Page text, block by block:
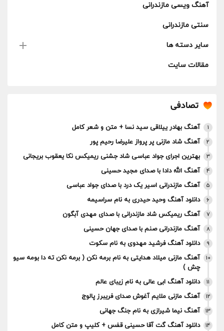
آهنگ ویسی مازندرانی
سنتی مازندرانی
سایر دسته ها
مقالات سایت
تصادفی
1 آهنگ بهادر ییلاقی سید نسا + متن و شعر کامل
2 آهنگ شاد مازنی پر پرواز علیرضا رحیم پور
3 بهترین اجرای جواد عباسی شاد جشنی ریمیکس نکا یعقوب بریجانی
4 آهنگ الله دادا با صدای مجید حسینی
5 آهنگ مازندرانی اسیر یک درد با صدای جواد عباسی
6 دانلود آهنگ وحید حیدری به نام سراسیمه
7 آهنگ ریمیکس شاد مازندرانی با صدای مهدی آبگون
8 آهنگ مازندرانی صنم با صدای جهان حسینی
9 دانلود آهنگ فرشید مهدوی به نام سکوت
10
آهنگ مازنی میلاد هدایتی به نام برمه نکن ( برمه نکن ته دا بومه سیو
چش )
11 دانلود آهنگ ابی عالی به نام زیبای عالم
12 آهنگ مازنی ملایم آغوش صدای فریبرز پالوج
13 آهنگ نیما شیرازی به نام جنگ جهانی
14 دانلود آهنگ گت آقا حسینی قفس + کلیپ و متن کامل